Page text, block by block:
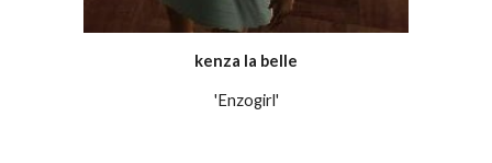
kenza la belle
'Enzogirl'